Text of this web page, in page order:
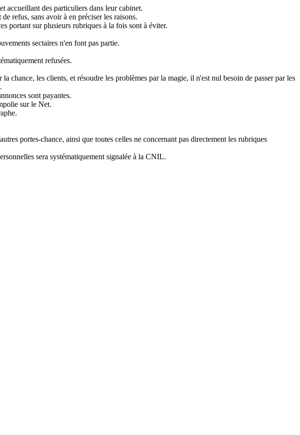
accueillant des particuliers dans leur cabinet.
refus, sans avoir à en préciser les raisons.
portant sur plusieurs rubriques à la fois sont à éviter.
sectaires n'en font pas partie.
refusées.
chance, les clients, et résoudre les problèmes par la magie, il n'est nul besoin de passer par les
sont payantes.
sur le Net.
portes-chance, ainsi que toutes celles ne concernant pas directement les rubriques
sera systématiquement signalée à la CNIL.